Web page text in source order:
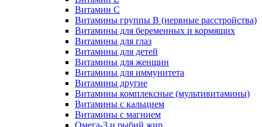
Витамин С
Витамины группы В (нервные расстройства)
Витамины для беременных и кормящих
Витамины для глаз
Витамины для детей
Витамины для женщин
Витамины для иммунитета
Витамины другие
Витамины комплексные (мультивитамины)
Витамины с кальцием
Витамины с магнием
Омега-3 и рыбий жир